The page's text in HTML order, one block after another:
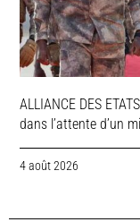
ALLIANCE DES
dans l’attente d’un
4 août 2026